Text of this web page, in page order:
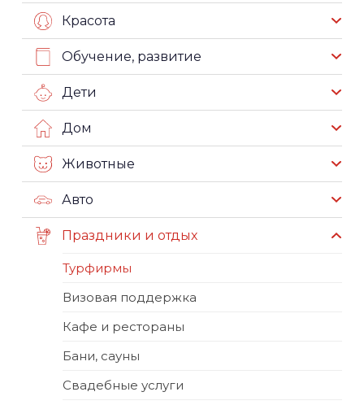
Красота
Обучение, развитие
Дети
Дом
Животные
Авто
Праздники и отдых
Турфирмы
Визовая поддержка
Кафе и рестораны
Бани, сауны
Свадебные услуги